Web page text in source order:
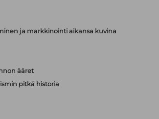
ja markkinointi aikansa kuvina
ääret
pitkä historia